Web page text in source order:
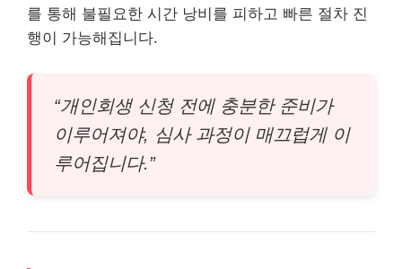
를 통해 불필요한 시간 낭비를 피하고 빠른 절차 진
행이 가능해집니다.
“개인회생 신청 전에 충분한 준비가
이루어져야, 심사 과정이 매끄럽게 이
루어집니다.”